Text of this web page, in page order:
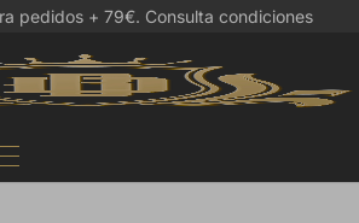
pedidos + 79€. Consulta condiciones